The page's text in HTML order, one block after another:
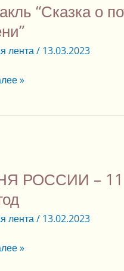
“Сказка о
лента/ 13.03.2023
»
РОССИИ – 11
лента/ 13.02.2023
»